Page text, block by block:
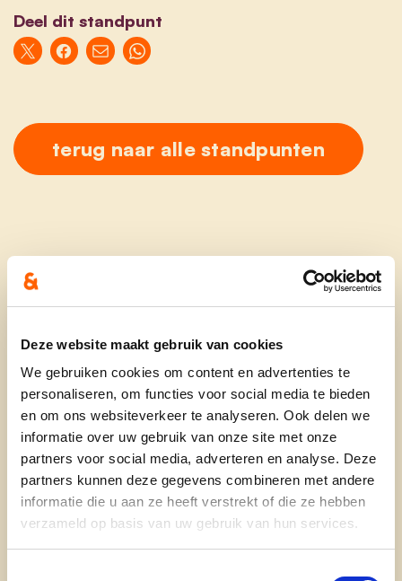
Deze website maakt gebruik van cookies
We gebruiken cookies om content en advertenties te
personaliseren, om functies voor social media te bieden
en om ons websiteverkeer te analyseren. Ook delen we
informatie over uw gebruik van onze site met onze
partners voor social media, adverteren en analyse. Deze
partners kunnen deze gegevens combineren met andere
informatie die u aan ze heeft verstrekt of die ze hebben
verzameld op basis van uw gebruik van hun services.
Deel dit standpunt
terug naar alle standpunten
Ontdek
waarom cd&v
onze partij
nieuws